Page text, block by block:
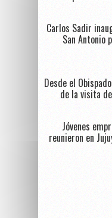
Carlos Sadir
San Antonio
Desde el
de la visita
Jóvenes
reunieron en